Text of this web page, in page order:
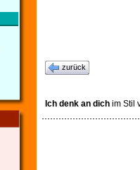
zurück
Ich denk an dich im Stil